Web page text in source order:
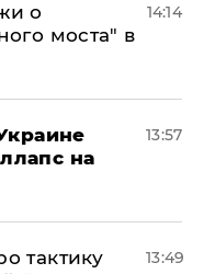
о
моста" в
14:14
на
13:57
тактику
13:49